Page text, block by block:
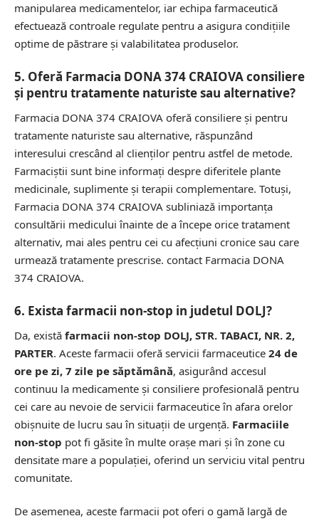
manipularea medicamentelor, iar echipa farmaceutică
efectuează controale regulate pentru a asigura condițiile
optime de păstrare și valabilitatea produselor.
5. Oferă Farmacia DONA 374 CRAIOVA consiliere
și pentru tratamente naturiste sau alternative?
Farmacia DONA 374 CRAIOVA oferă consiliere și pentru
tratamente naturiste sau alternative, răspunzând
interesului crescând al clienților pentru astfel de metode.
Farmaciștii sunt bine informați despre diferitele plante
medicinale, suplimente și terapii complementare. Totuși,
Farmacia DONA 374 CRAIOVA subliniază importanța
consultării medicului înainte de a începe orice tratament
alternativ, mai ales pentru cei cu afecțiuni cronice sau care
urmează tratamente prescrise. contact Farmacia DONA
374 CRAIOVA.
6. Exista farmacii non-stop in judetul DOLJ?
Da, există farmacii non-stop DOLJ, STR. TABACI, NR. 2,
PARTER. Aceste farmacii oferă servicii farmaceutice 24 de
ore pe zi, 7 zile pe săptămână, asigurând accesul
continuu la medicamente și consiliere profesională pentru
cei care au nevoie de servicii farmaceutice în afara orelor
obișnuite de lucru sau în situații de urgență. Farmaciile
non-stop pot fi găsite în multe orașe mari și în zone cu
densitate mare a populației, oferind un serviciu vital pentru
comunitate.
De asemenea, aceste farmacii pot oferi o gamă largă de